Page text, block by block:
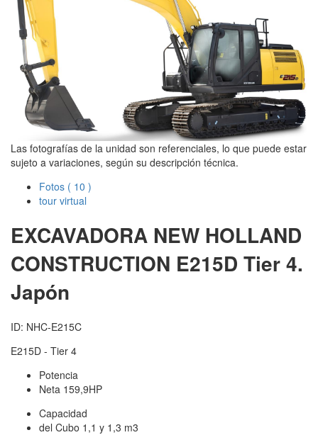
Las fotografías de la unidad son referenciales, lo que puede estar
sujeto a variaciones, según su descripción técnica.
Fotos ( 10 )
tour virtual
EXCAVADORA NEW HOLLAND
CONSTRUCTION E215D Tier 4.
Japón
ID: NHC-E215C
E215D - Tier 4
Potencia
Neta 159,9HP
Capacidad
del Cubo 1,1 y 1,3 m3